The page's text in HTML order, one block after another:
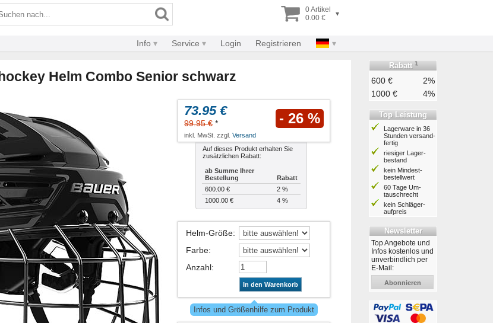
0 Artikel
0.00 €
▾
Info Service Login Registrieren
Helm Combo Senior schwarz
73.95 €
99.95 € * - 26 %
inkl. MwSt. zzgl. Versand
Auf dieses Produkt erhalten Sie
zusätzlichen Rabatt:
ab Summe Ihrer
Bestellung
Rabatt
600.00 €
2 %
1000.00 €
4 %
Helm-Größe:
Farbe:
Anzahl:
In den Warenkorb
Infos und Größenhilfe zum Produkt
Rabatt 1
600 €
2%
1000 €
4%
Top Leistung
Lagerware in 36
Stunden ver­sand­
fertig
riesiger Lager­
bestand
kein Mindest­
bestell­wert
60 Tage Um­
tausch­recht
kein Schläger­
aufpreis
Newsletter
Top Angebote und
Infos kostenlos und
unverbindlich per
E-Mail:
Abonnieren